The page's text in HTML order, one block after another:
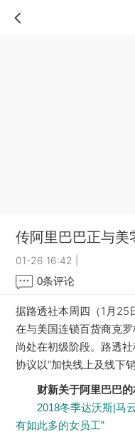
传阿里巴巴正与美
01-26 16:42
0条评论
据路透社本周四（1月25
在与美国连锁百货商克
尚处在初级阶段。路透
协议以“加快线上及线下
财新关于阿里巴巴的
2018冬季达沃斯|马
有如此多的女员工”